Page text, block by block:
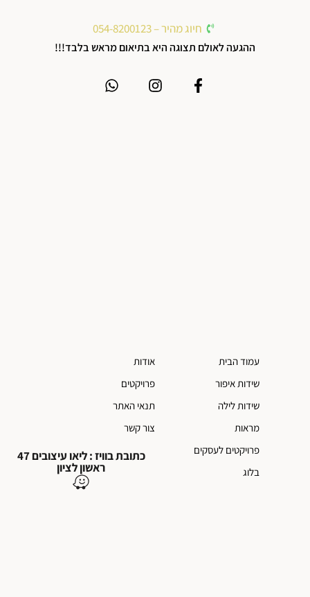
חיוג מהיר – 054-8200123
ההגעה לאולם תצוגה היא בתיאום מראש בלבד!!!
עמוד הבית
שידות איפור
שידות לילה
מראות
פרויקטים לעסקים
בלוג
אודות
פרויקטים
תנאי האתר
צור קשר
כתובת בוויז : ליאו עיצובים 47
ראשון לציון